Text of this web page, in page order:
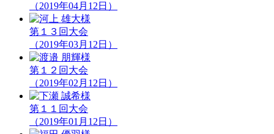
（2019年04月12日）
第１３回大会
（2019年03月12日）
第１２回大会
（2019年02月12日）
第１１回大会
（2019年01月12日）